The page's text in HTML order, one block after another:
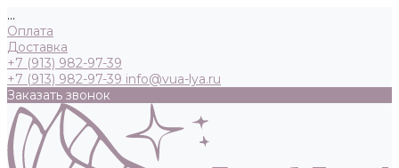
...
Оплата
Доставка
+7 (913) 982-97-39
+7 (913) 982-97-39 info@vua-lya.ru
Заказать звонок